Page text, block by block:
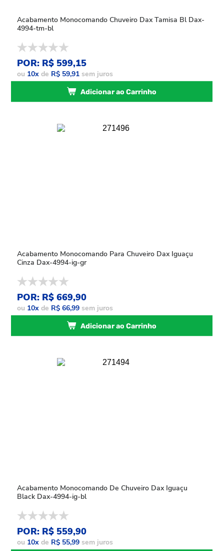
Acabamento Monocomando Chuveiro Dax Tamisa Bl Dax-
4994-tm-bl
POR: R$ 599,15
ou 10x de R$ 59,91 sem juros
Adicionar ao Carrinho
Acabamento Monocomando Para Chuveiro Dax Iguaçu
Cinza Dax-4994-ig-gr
POR: R$ 669,90
ou 10x de R$ 66,99 sem juros
Adicionar ao Carrinho
Acabamento Monocomando De Chuveiro Dax Iguaçu
Black Dax-4994-ig-bl
POR: R$ 559,90
ou 10x de R$ 55,99 sem juros